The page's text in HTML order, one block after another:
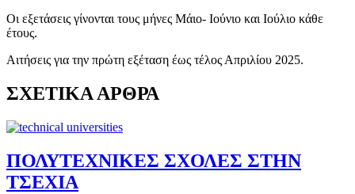
Οι εξετάσεις γίνονται τους μήνες Μάιο- Ιούνιο και Ιούλιο κάθε
έτους.
Αιτήσεις για την πρώτη εξέταση έως τέλος Απριλίου 2025.
ΣΧΕΤΙΚΑ ΑΡΘΡΑ
ΠΟΛΥΤΕΧΝΙΚΕΣ ΣΧΟΛΕΣ ΣΤΗΝ
ΤΣΕΧΙΑ